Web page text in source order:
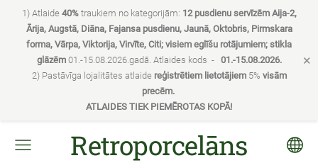
1) Atlaide 40%traukiem no kategorijām: 12 pusdienu servīzēm Aija-2,
Ārija, Augstā, Diāna, Fajansa pusdienu, Jaunā, Oktobris, Pirmskara
forma, Vārpa, Viktorija, Virvīte, Citi; visiem eglīšu rotājumiem; stikla
glāzēm 01.-15.08.2026.gadā. Atlaides kods - 01.-15.08.2026.
2) Pastāvīga lojalitātes atlaide reģistrētiem lietotājiem5% visām
precēm.
ATLAIDES TIEK PIEMĒROTAS KOPĀ!
×
Retroporcelāns